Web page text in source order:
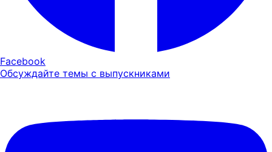
Facebook
Обсуждайте темы с выпускниками